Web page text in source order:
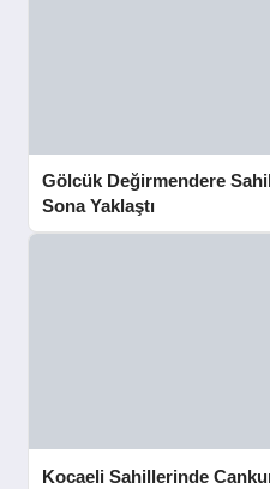
Gölcük Değirmendere
Sona Yaklaştı
Kocaeli Sahillerinde